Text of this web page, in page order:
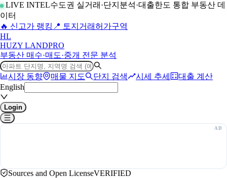
LIVE INTEL수도권 실거래·단지분석·대출한도 통합 부동산 데
이터
🔥 신고가 랭킹 📍 토지거래허가구역
HL
HUZY LANDPRO
부동산 매수·매도·중개 전문 분석
시장 동향 매물 지도 단지 검색 시세 추세
대출 계산
English
Login
Sources and Open LicenseVERIFIED